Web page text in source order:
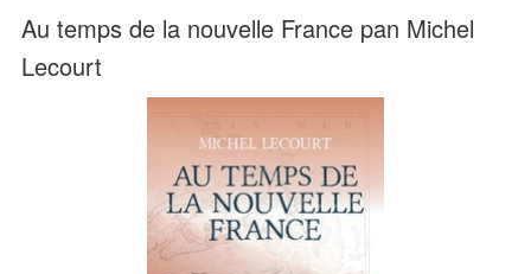
Au temps de la nouvelle France pan Michel
Lecourt